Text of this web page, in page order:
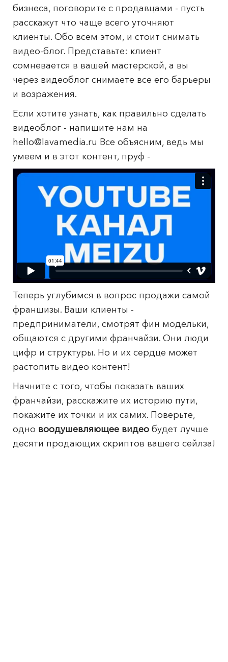
бизнеса, поговорите с продавцами - пусть
расскажут что чаще всего уточняют
клиенты. Обо всем этом, и стоит снимать
видео-блог. Представьте: клиент
сомневается в вашей мастерской, а вы
через видеоблог снимаете все его барьеры
и возражения.
Если хотите узнать, как правильно сделать
видеоблог - напишите нам на
hello@lavamedia.ru Все объясним, ведь мы
умеем и в этот контент, пруф -
Теперь углубимся в вопрос продажи самой
франшизы. Ваши клиенты -
предприниматели, смотрят фин модельки,
общаются с другими франчайзи. Они люди
цифр и структуры. Но и их сердце может
растопить видео контент!
Начните с того, чтобы показать ваших
франчайзи, расскажите их историю пути,
покажите их точки и их самих. Поверьте,
одно воодушевляющее видео будет лучше
десяти продающих скриптов вашего сейлза!